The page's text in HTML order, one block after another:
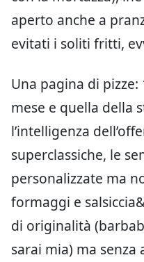
aperto anche a
evitati i soliti fritti,
Una pagina di
mese e quella della
l’intelligenza
superclassiche, le
personalizzate ma
formaggi e
di originalità
sarai mia) ma senza